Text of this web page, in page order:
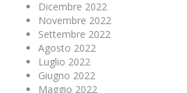
Dicembre 2022
Novembre 2022
Settembre 2022
Agosto 2022
Luglio 2022
Giugno 2022
Maggio 2022